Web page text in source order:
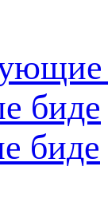
биде
биде